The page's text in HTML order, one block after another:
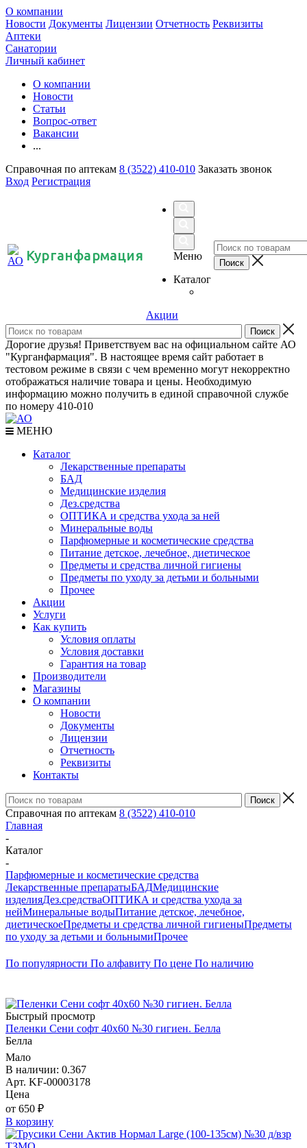
О компании
Новости Документы Лицензии Отчетность Реквизиты
Аптеки
Санатории
Личный кабинет
О компании
Новости
Статьи
Вопрос-ответ
Вакансии
...
Справочная по аптекам 8 (3522) 410-010 Заказать звонок
Вход Регистрация
Курганфармация
Меню
Каталог
Акции
Дорогие друзья! Приветствуем вас на официальном сайте АО
"Курганфармация". В настоящее время сайт работает в
тестовом режиме в связи с чем временно могут некорректно
отображаться наличие товара и цены. Необходимую
информацию можно получить в единой справочной службе
по номеру 410-010
МЕНЮ
Каталог
Лекарственные препараты
БАД
Медицинские изделия
Дез.средства
ОПТИКА и средства ухода за ней
Минеральные воды
Парфюмерные и косметические средства
Питание детское, лечебное, диетическое
Предметы и средства личной гигиены
Предметы по уходу за детьми и больными
Прочее
Акции
Услуги
Как купить
Условия оплаты
Условия доставки
Гарантия на товар
Производители
Магазины
О компании
Новости
Документы
Лицензии
Отчетность
Реквизиты
Контакты
Справочная по аптекам 8 (3522) 410-010
Главная
-
Каталог
-
Парфюмерные и косметические средства
Лекарственные препаратыБАДМедицинские
изделияДез.средстваОПТИКА и средства ухода за
нейМинеральные водыПитание детское, лечебное,
диетическоеПредметы и средства личной гигиеныПредметы
по уходу за детьми и больнымиПрочее
По популярности По алфавиту По цене По наличию
Быстрый просмотр
Пеленки Сени софт 40х60 №30 гигиен. Белла
Белла
Мало
В наличии: 0.367
Арт. KF-00003178
Цена
от 650 ₽
В корзину